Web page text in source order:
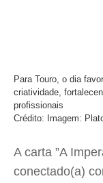
Para Touro, o dia
criatividade,
profissionais
Crédito: Imagem:
A carta ”A
conectado(a)